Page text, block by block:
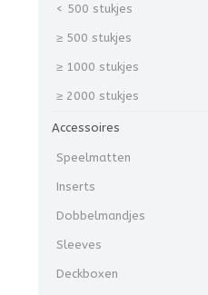
< 500 stukjes
≥ 500 stukjes
≥ 1000 stukjes
≥ 2000 stukjes
Accessoires
Speelmatten
Inserts
Dobbelmandjes
Sleeves
Deckboxen